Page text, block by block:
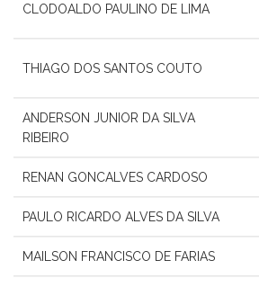
CLODOALDO PAULINO DE LIMA
THIAGO DOS SANTOS COUTO
ANDERSON JUNIOR DA SILVA
RIBEIRO
RENAN GONCALVES CARDOSO
PAULO RICARDO ALVES DA SILVA
MAILSON FRANCISCO DE FARIAS